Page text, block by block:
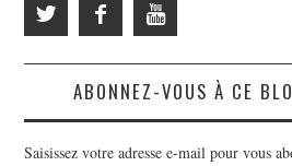
ABONNEZ-VOUS À CE
Saisissez votre adresse e-mail pour vous